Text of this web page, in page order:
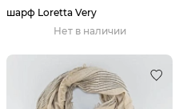
шарф Loretta Very
Нет в наличии